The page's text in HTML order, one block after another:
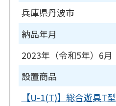
兵庫県丹波市
納品年月
2023年（令和5年）6月
設置商品
【U-1(T)】総合遊具T型